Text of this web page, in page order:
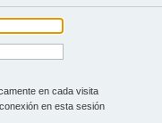
en cada visita
en esta sesión